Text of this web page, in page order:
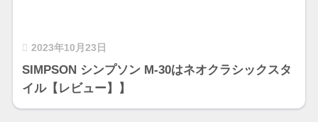
2023年10月23日
SIMPSON シンプソン M-30はネオクラシックスタ
イル【レビュー】】